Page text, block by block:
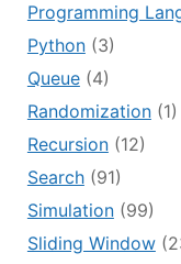
Programming
Python(3)
Queue(4)
Randomization(1)
Recursion(12)
Search(91)
Simulation(99)
Sliding Window